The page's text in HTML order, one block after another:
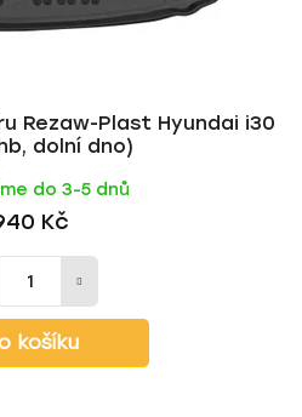
Rezaw-Plast Hyundai i30
dolní dno)
do 3-5 dnů
Kč
košíku